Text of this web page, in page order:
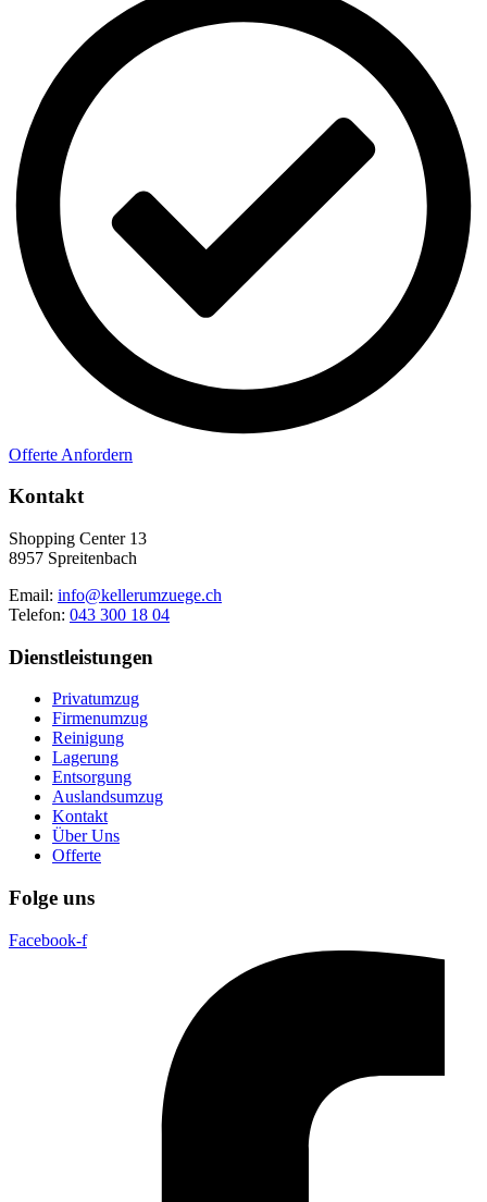
Offerte Anfordern
Kontakt
Shopping Center 13
8957 Spreitenbach
Email: info@kellerumzuege.ch
Telefon: 043 300 18 04
Dienstleistungen
Privatumzug
Firmenumzug
Reinigung
Lagerung
Entsorgung
Auslandsumzug
Kontakt
Über Uns
Offerte
Folge uns
Facebook-f